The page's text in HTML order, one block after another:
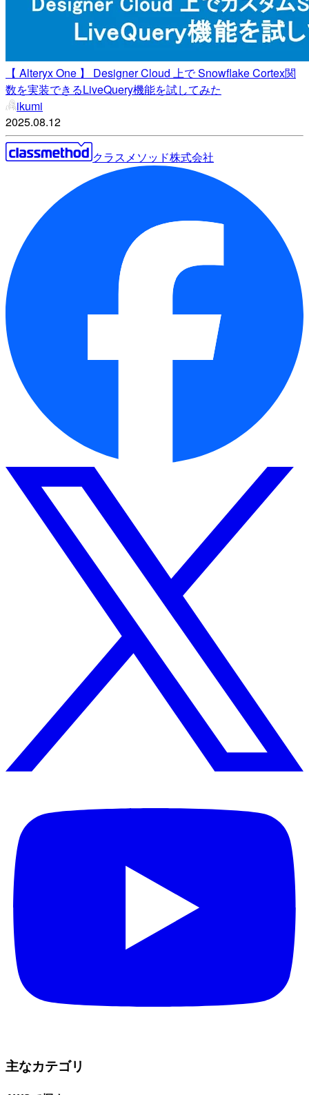
【 Alteryx One 】 Designer Cloud 上で Snowflake Cortex関
数を実装できるLiveQuery機能を試してみた
ikumi
2025.08.12
クラスメソッド株式会社
主なカテゴリ